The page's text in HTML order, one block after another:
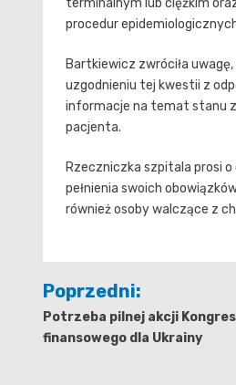
terminalnym lub ciężkim
procedur
Bartkiewicz zwróciła
uzgodnieniu tej kwestii z
informacje na temat stanu
pacjenta.
Rzeczniczka szpitala prosi
pełnienia swoich
również osoby walczące z
Nawigacja
wpisu
Poprzedni:
Potrzeba pilnej akcji
finansowego dla Ukrainy